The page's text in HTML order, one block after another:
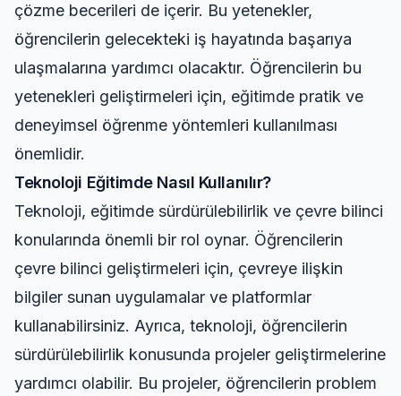
çözme becerileri de içerir. Bu yetenekler,
öğrencilerin gelecekteki iş hayatında başarıya
ulaşmalarına yardımcı olacaktır. Öğrencilerin bu
yetenekleri geliştirmeleri için, eğitimde pratik ve
deneyimsel öğrenme yöntemleri kullanılması
önemlidir.
Teknoloji Eğitimde Nasıl Kullanılır?
Teknoloji, eğitimde sürdürülebilirlik ve çevre bilinci
konularında önemli bir rol oynar. Öğrencilerin
çevre bilinci geliştirmeleri için, çevreye ilişkin
bilgiler sunan uygulamalar ve platformlar
kullanabilirsiniz. Ayrıca, teknoloji, öğrencilerin
sürdürülebilirlik konusunda projeler geliştirmelerine
yardımcı olabilir. Bu projeler, öğrencilerin problem